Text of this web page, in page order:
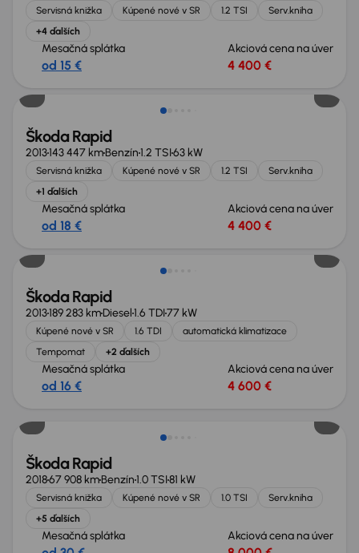
Servisná knižka Kúpené nové v SR 1.2 TSI
Serv.kniha
+4 ďalších
Mesačná splátka
od 15 €
Akciová cena na úver
4 400 €
Škoda Rapid
2013143 447 kmBenzín1.2 TSI63 kW
Servisná knižka Kúpené nové v SR 1.2 TSI
Serv.kniha
+1 ďalších
Mesačná splátka
od 18 €
Akciová cena na úver
4 400 €
Škoda Rapid
2013189 283 kmDiesel1.6 TDI77 kW
Kúpené nové v SR 1.6 TDI
automatická klimatizace
Tempomat
+2 ďalších
Mesačná splátka
od 16 €
Akciová cena na úver
4 600 €
Škoda Rapid
201867 908 kmBenzín1.0 TSI81 kW
Servisná knižka Kúpené nové v SR 1.0 TSI
Serv.kniha
+5 ďalších
Mesačná splátka Akciová cena na úver